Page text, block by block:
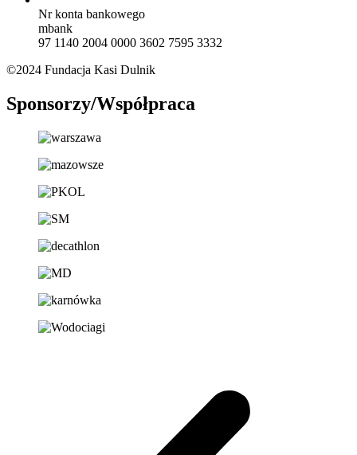
Nr konta bankowego
mbank
97 1140 2004 0000 3602 7595 3332
©2024 Fundacja Kasi Dulnik
Sponsorzy/Współpraca